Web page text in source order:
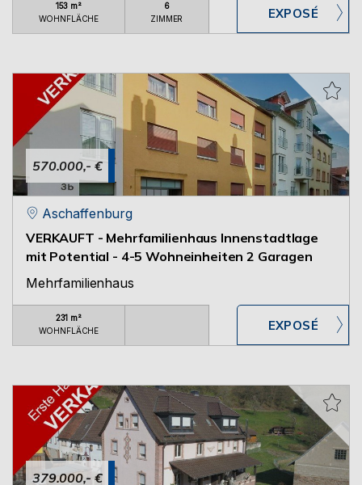
153 m²
WOHNFLÄCHE
6
ZIMMER
570.000,- €
Aschaffenburg
VERKAUFT - Mehrfamilienhaus Innenstadtlage
mit Potential - 4-5 Wohneinheiten 2 Garagen
Mehrfamilienhaus
231 m²
WOHNFLÄCHE
379.000,- €